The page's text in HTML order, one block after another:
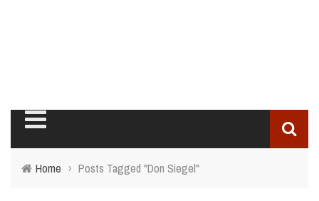
Home › Posts Tagged "Don Siegel"